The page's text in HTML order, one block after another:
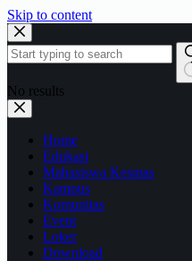
Skip to content
No results
Home
Edukasi
Mahasiswa Kesmas
Kampus
Komunitas
Event
Loker
Download